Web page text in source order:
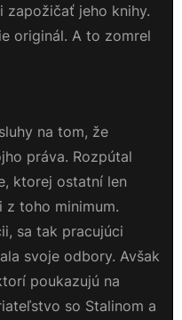
zapožičať jeho knihy.
originál. A to zomrel
na tom, že
práva. Rozpútal
ktorej ostatní len
z toho minimum.
sa tak pracujúci
svoje odbory. Avšak
poukazujú na
so Stalinom a